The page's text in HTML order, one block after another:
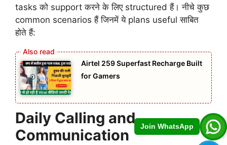
Join WhatsApp
tasks को support करने के लिए structured हैं। नीचे कुछ
common scenarios हैं जिनमें ये plans useful साबित
होते हैं:
Airtel 259 Superfast Recharge Built
for Gamers
Daily Calling and
Communication